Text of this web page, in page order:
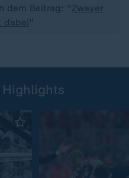
dem Beitrag: "Zwayer
dabei"
Highlights